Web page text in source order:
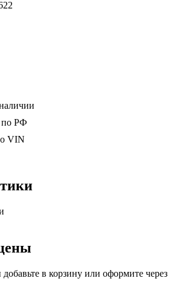
по РФ
VIN
в корзину или оформите через